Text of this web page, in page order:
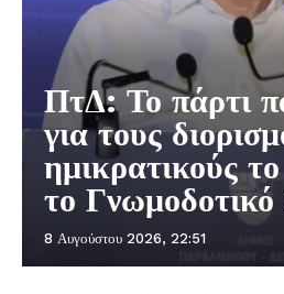
ΠτΔ: Το πάρτι
για τους
ημικρατικούς
το
8 Αυγούστου 2026, 22:51